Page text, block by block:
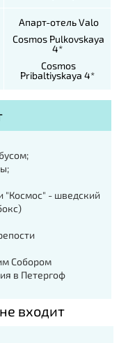
Апарт-отель Valo
Cosmos Pulkovskaya
4*
Cosmos
Pribaltiyskaya 4*
"Космос" - шведский
Собором
в Петергоф
входит